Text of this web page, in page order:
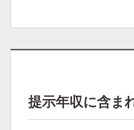
提示年収に含ま